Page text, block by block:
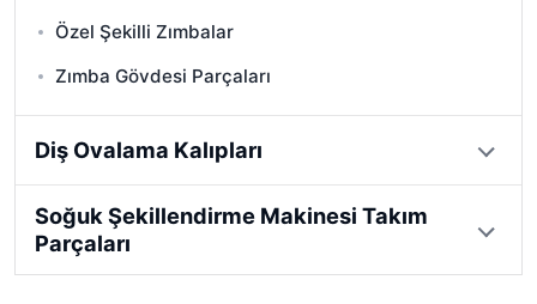
Özel Şekilli Zımbalar
Zımba Gövdesi Parçaları
Diş Ovalama Kalıpları
Soğuk Şekillendirme Makinesi Takım
Parçaları